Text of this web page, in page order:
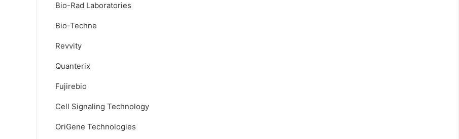
Bio-Rad Laboratories
Bio-Techne
Revvity
Quanterix
Fujirebio
Cell Signaling Technology
OriGene Technologies